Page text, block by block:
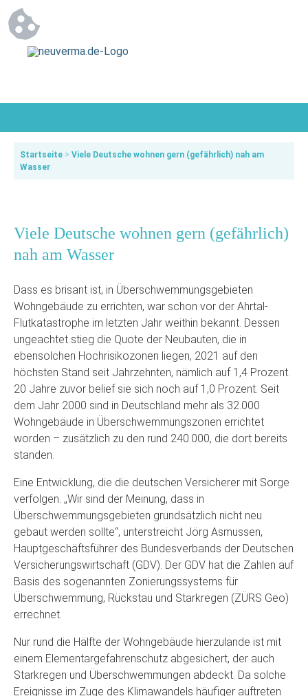
Startseite > Viele Deutsche wohnen gern (gefährlich) nah am
Wasser
Viele Deutsche wohnen gern (gefährlich)
nah am Wasser
Dass es brisant ist, in Überschwemmungsgebieten
Wohngebäude zu errichten, war schon vor der Ahrtal-
Flutkatastrophe im letzten Jahr weithin bekannt. Dessen
ungeachtet stieg die Quote der Neubauten, die in
ebensolchen Hochrisikozonen liegen, 2021 auf den
höchsten Stand seit Jahrzehnten, nämlich auf 1,4 Prozent.
20 Jahre zuvor belief sie sich noch auf 1,0 Prozent. Seit
dem Jahr 2000 sind in Deutschland mehr als 32.000
Wohngebäude in Überschwemmungszonen errichtet
worden – zusätzlich zu den rund 240.000, die dort bereits
standen.
Eine Entwicklung, die die deutschen Versicherer mit Sorge
verfolgen. „Wir sind der Meinung, dass in
Überschwemmungsgebieten grundsätzlich nicht neu
gebaut werden sollte“, unterstreicht Jörg Asmussen,
Hauptgeschäftsführer des Bundesverbands der Deutschen
Versicherungswirtschaft (GDV). Der GDV hat die Zahlen auf
Basis des sogenannten Zonierungssystems für
Überschwemmung, Rückstau und Starkregen (ZÜRS Geo)
errechnet.
Nur rund die Hälfte der Wohngebäude hierzulande ist mit
einem Elementargefahrenschutz abgesichert, der auch
Starkregen und Überschwemmungen abdeckt. Da solche
Ereignisse im Zuge des Klimawandels häufiger auftreten